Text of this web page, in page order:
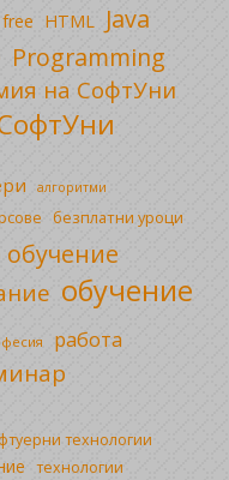
free HTML Java
Programming
на СофтУни
алгоритми
безплатни уроци
обучение
обучение
работа
технологии
технологии